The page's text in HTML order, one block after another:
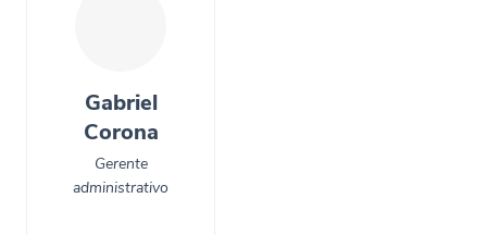
Gabriel
Corona
Gerente
administrativo